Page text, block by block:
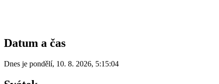
Datum a čas
Dnes je pondělí, 10. 8. 2026, 5:15:04